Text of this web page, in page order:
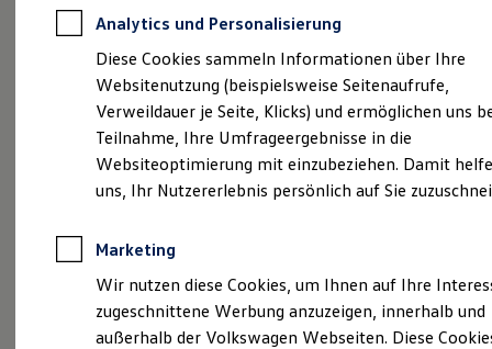
Autokredit mit Schlussrate
Versicherungen und Garantien
Kfz-Versicherung
Restschuldversicherungen
Garantien
Wartungsverträge
Geschäftskunden
Professional Class bei Volkswagen
Großkunden
Behörden
Anpfiff zum Gewinn
Elektroautos
ID. Tutorials
Elektrofahrzeugkonzepte
Impressum & Rechtliches
Probefahrt vereinbaren
Analytics und Personalisierung
Diese Cookies sammeln Informationen über Ihre
Websitenutzung (beispielsweise Seitenaufrufe,
Verweildauer je Seite, Klicks) und ermöglichen uns
Teilnahme, Ihre Umfrageergebnisse in die
Websiteoptimierung mit einzubeziehen. Damit
uns, Ihr Nutzererlebnis persönlich auf Sie
Marketing
Wir nutzen diese Cookies, um Ihnen auf Ihre
zugeschnittene Werbung anzuzeigen, innerhalb und
außerhalb der Volkswagen Webseiten. Diese